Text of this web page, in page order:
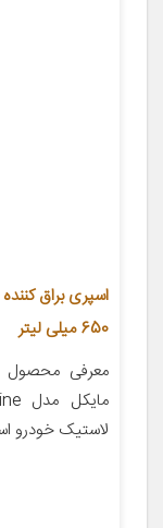
650 میلی لیتر
معرفی محصول
لاستیک خودرو